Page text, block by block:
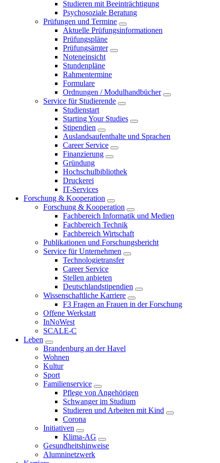
Studieren mit Beeinträchtigung
Psychosoziale Beratung
Prüfungen und Termine
Aktuelle Prüfungsinformationen
Prüfungspläne
Prüfungsämter
Noteneinsicht
Stundenpläne
Rahmentermine
Formulare
Ordnungen / Modulhandbücher
Service für Studierende
Studienstart
Starting Your Studies
Stipendien
Auslandsaufenthalte und Sprachen
Career Service
Finanzierung
Gründung
Hochschulbibliothek
Druckerei
IT-Services
Forschung & Kooperation
Forschung & Kooperation
Fachbereich Informatik und Medien
Fachbereich Technik
Fachbereich Wirtschaft
Publikationen und Forschungsbericht
Service für Unternehmen
Technologietransfer
Career Service
Stellen anbieten
Deutschlandstipendien
Wissenschaftliche Karriere
F3 Fragen an Frauen in der Forschung
Offene Werkstatt
InNoWest
SCALE-C
Leben
Brandenburg an der Havel
Wohnen
Kultur
Sport
Familienservice
Pflege von Angehörigen
Schwanger im Studium
Studieren und Arbeiten mit Kind
Corona
Initiativen
Klima-AG
Gesundheitshinweise
Alumninetzwerk